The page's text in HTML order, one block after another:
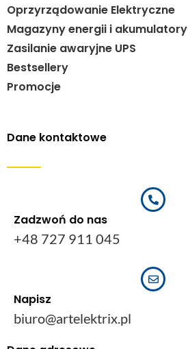
Oprzyrządowanie Elektryczne
Magazyny energii i akumulatory
Zasilanie awaryjne UPS
Bestsellery
Promocje
Dane kontaktowe
Zadzwoń do nas
+48 727 911 045
Napisz
biuro@artelektrix.pl